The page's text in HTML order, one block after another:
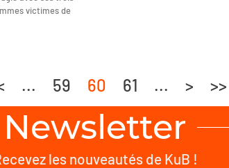
victimes de
... 59 60 61 ... > >>
Newsletter
les nouveautés de KuB !